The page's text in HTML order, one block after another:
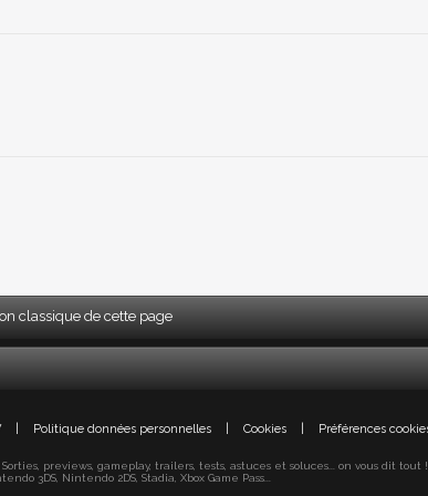
classique de cette page
Politique données personnelles Cookies Préférences
previews, gameplay, trailers, tests, astuces et soluces... on vous dit tout ! PC,
3DS, Nintendo 2DS, Stadia, Xbox Game Pass...